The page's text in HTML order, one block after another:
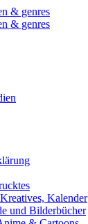
Kalender
und Bilderbücher